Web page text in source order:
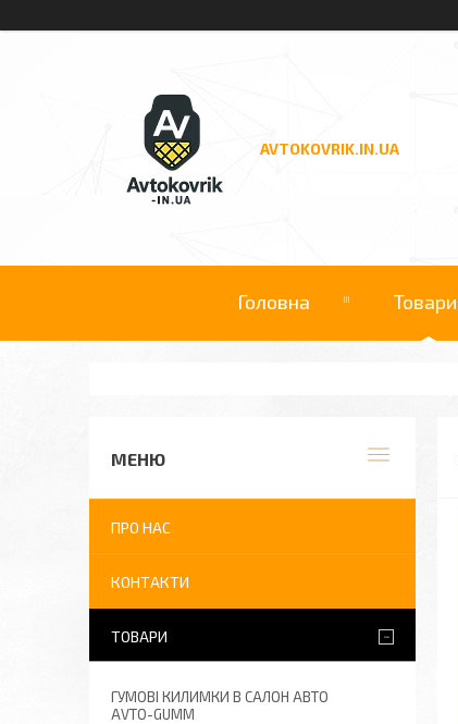
AVTOKOVRIK.IN.UA
Головна Товари
ПРО НАС
КОНТАКТИ
ТОВАРИ
ГУМОВІ КИЛИМКИ В САЛОН АВТО
AVTO-GUMM